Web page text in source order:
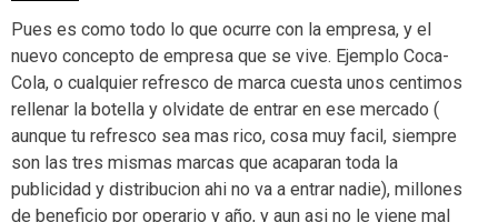
Pues es como todo lo que ocurre con la empresa, y el
nuevo concepto de empresa que se vive. Ejemplo Coca-
Cola, o cualquier refresco de marca cuesta unos centimos
rellenar la botella y olvidate de entrar en ese mercado (
aunque tu refresco sea mas rico, cosa muy facil, siempre
son las tres mismas marcas que acaparan toda la
publicidad y distribucion ahi no va a entrar nadie), millones
de beneficio por operario y año, y aun asi no le viene mal